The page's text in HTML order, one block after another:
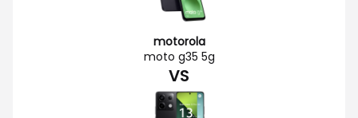
motorola
moto g35 5g
VS